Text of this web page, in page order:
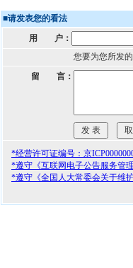
■请发表您的看法
用 户：
您要为您所发
留 言：
*经营许可证编号：京
*遵守《互联网电子公告服务管理
*遵守《全国人大常委会关于维